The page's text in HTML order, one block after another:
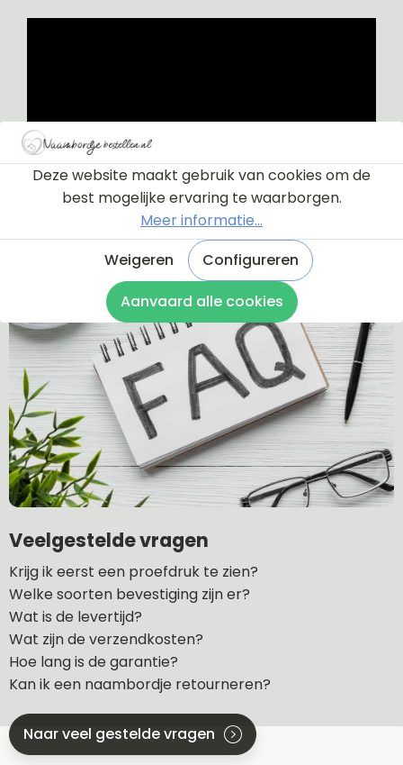
Veelgestelde vragen
Krijg ik eerst een proefdruk te zien?
Welke soorten bevestiging zijn er?
Wat is de levertijd?
Wat zijn de verzendkosten?
Hoe lang is de garantie?
Kan ik een naambordje retourneren?
Naar veel gestelde vragen
Deze website maakt gebruik van cookies om de
best mogelijke ervaring te waarborgen.
Meer informatie...
Weigeren
Configureren
Aanvaard alle cookies